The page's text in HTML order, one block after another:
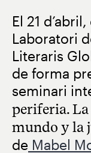
El 21
Laboratori
Literaris
de forma
seminari
periferia.
mundo y la
de Mabel